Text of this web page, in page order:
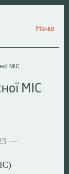
Меню
МІС
МІС
—